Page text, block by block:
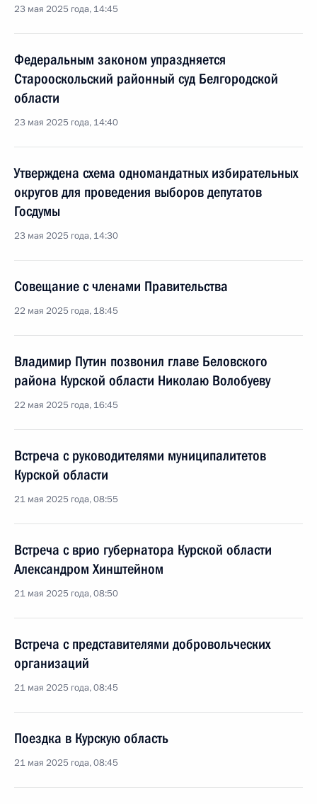
23 мая 2025 года, 14:45
Федеральным законом упраздняется
Старооскольский районный суд Белгородской
области
23 мая 2025 года, 14:40
Утверждена схема одномандатных избирательных
округов для проведения выборов депутатов
Госдумы
23 мая 2025 года, 14:30
Совещание с членами Правительства
22 мая 2025 года, 18:45
Владимир Путин позвонил главе Беловского
района Курской области Николаю Волобуеву
22 мая 2025 года, 16:45
Встреча с руководителями муниципалитетов
Курской области
21 мая 2025 года, 08:55
Встреча с врио губернатора Курской области
Александром Хинштейном
21 мая 2025 года, 08:50
Встреча с представителями добровольческих
организаций
21 мая 2025 года, 08:45
Поездка в Курскую область
21 мая 2025 года, 08:45